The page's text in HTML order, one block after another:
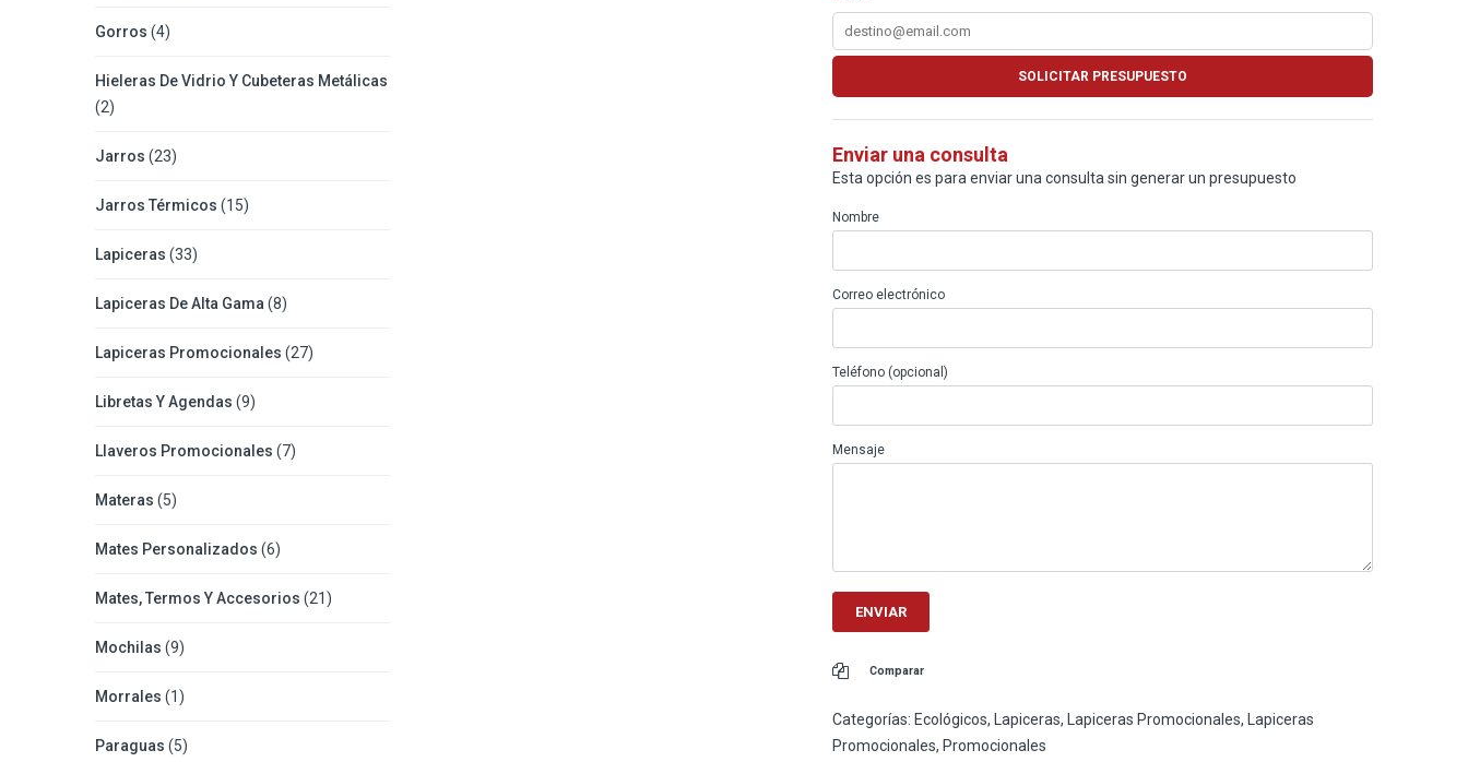
Gorros (4)
Hieleras De Vidrio Y Cubeteras Metálicas
(2)
Jarros (23)
Jarros Térmicos (15)
Lapiceras (33)
Lapiceras De Alta Gama (8)
Lapiceras Promocionales (27)
Libretas Y Agendas (9)
Llaveros Promocionales (7)
Materas (5)
Mates Personalizados (6)
Mates, Termos Y Accesorios (21)
Mochilas (9)
Morrales (1)
Paraguas (5)
Enviar una consulta
Esta opción es para enviar una consulta sin generar un presupuesto
Nombre
Correo electrónico
Teléfono (opcional)
Mensaje
Comparar
Categorías: Ecológicos, Lapiceras, Lapiceras Promocionales,
Lapiceras
Promocionales, Promocionales